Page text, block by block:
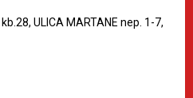
ULICA MARTANE nep. 1-7,